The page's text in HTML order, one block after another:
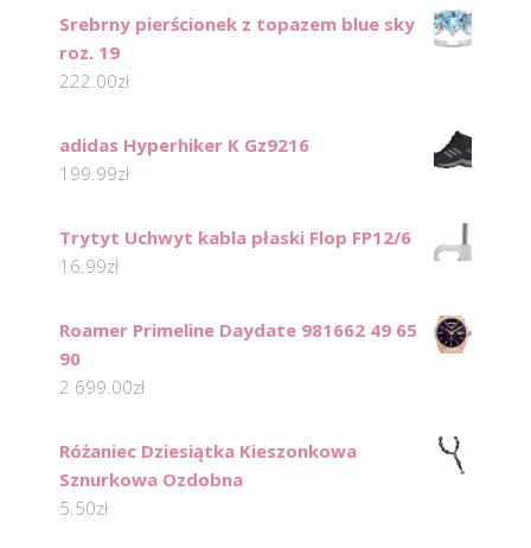
Srebrny pierścionek z topazem blue sky
roz. 19
222.00zł
adidas Hyperhiker K Gz9216
199.99zł
Trytyt Uchwyt kabla płaski Flop FP12/6
16.99zł
Roamer Primeline Daydate 981662 49 65
90
2 699.00zł
Różaniec Dziesiątka Kieszonkowa
Sznurkowa Ozdobna
5.50zł